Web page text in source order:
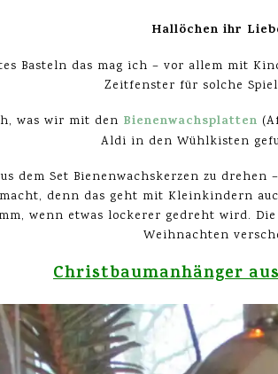
Hallöchen ihr
Basteln das mag ich – vor allem mit
Zeitfenster für solche
was wir mit den Bienenwachsplatten
Aldi in den Wühlkisten
dem Set Bienenwachskerzen zu
denn das geht mit Kleinkindern
wenn etwas lockerer gedreht wird.
Weihnachten
Christbaumanhänger